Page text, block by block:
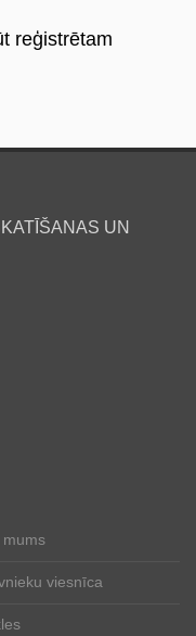
reģistrētam
UN
mums
viesnīca